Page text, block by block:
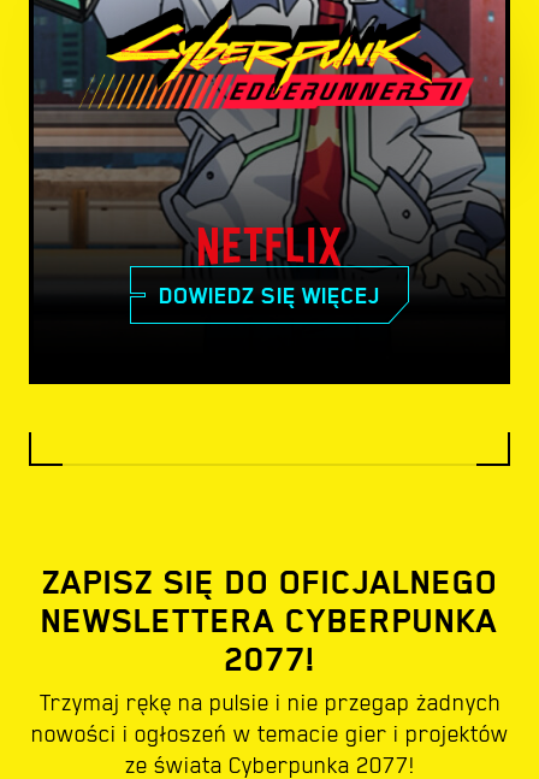
DOWIEDZ SIĘ WIĘCEJ
ZAPISZ SIĘ DO OFICJALNEGO
NEWSLETTERA CYBERPUNKA
2077!
Trzymaj rękę na pulsie i nie przegap żadnych
nowości i ogłoszeń w temacie gier i projektów
ze świata Cyberpunka 2077!